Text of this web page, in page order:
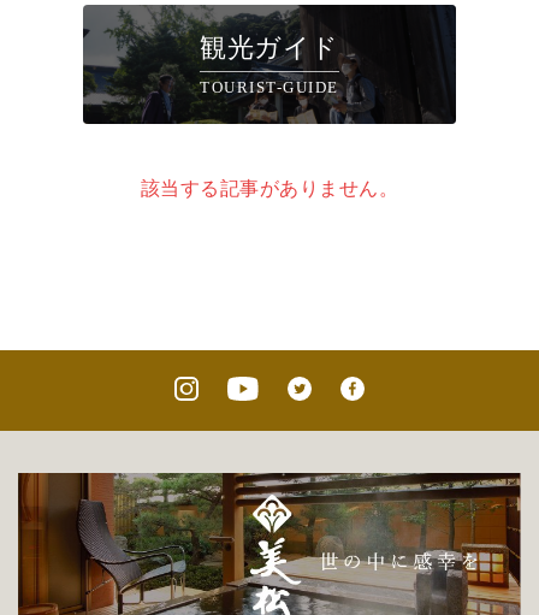
観光ガイド
TOURIST-GUIDE
該当する記事がありません。